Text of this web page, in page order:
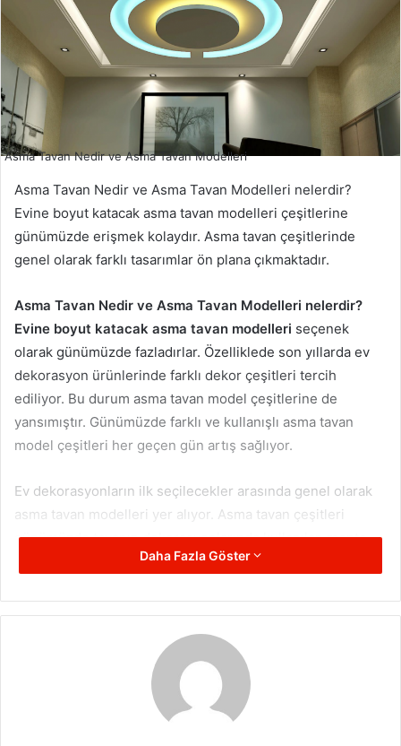
Asma Tavan Nedir ve Asma Tavan Modelleri
Asma Tavan Nedir ve Asma Tavan Modelleri nelerdir?
Evine boyut katacak asma tavan modelleri çeşitlerine
günümüzde erişmek kolaydır. Asma tavan çeşitlerinde
genel olarak farklı tasarımlar ön plana çıkmaktadır.
Asma Tavan Nedir ve Asma Tavan Modelleri nelerdir?
Evine boyut katacak asma tavan modelleri seçenek
olarak günümüzde fazladırlar. Özelliklede son yıllarda ev
dekorasyon ürünlerinde farklı dekor çeşitleri tercih
ediliyor. Bu durum asma tavan model çeşitlerine de
yansımıştır. Günümüzde farklı ve kullanışlı asma tavan
model çeşitleri her geçen gün artış sağlıyor.
Ev dekorasyonların ilk seçilecekler arasında genel olarak
asma tavan modelleri yer alıyor. Asma tavan çeşitleri
günümüzde tavanın dekorasyonlarında kullanılan monte
işlemleridir. Genel olarak ışıklı sistemlerde kullanılır. Asma
farklı asma tavan modellerioldukça fazladır. Evlerine
farklı boyutlar katacak asma tavan model çeşitlerine birkaç
örnek olarak şunlar sunulabilir;
Küme Aydınlatma Asma Tavanlar
Daha Fazla Göster